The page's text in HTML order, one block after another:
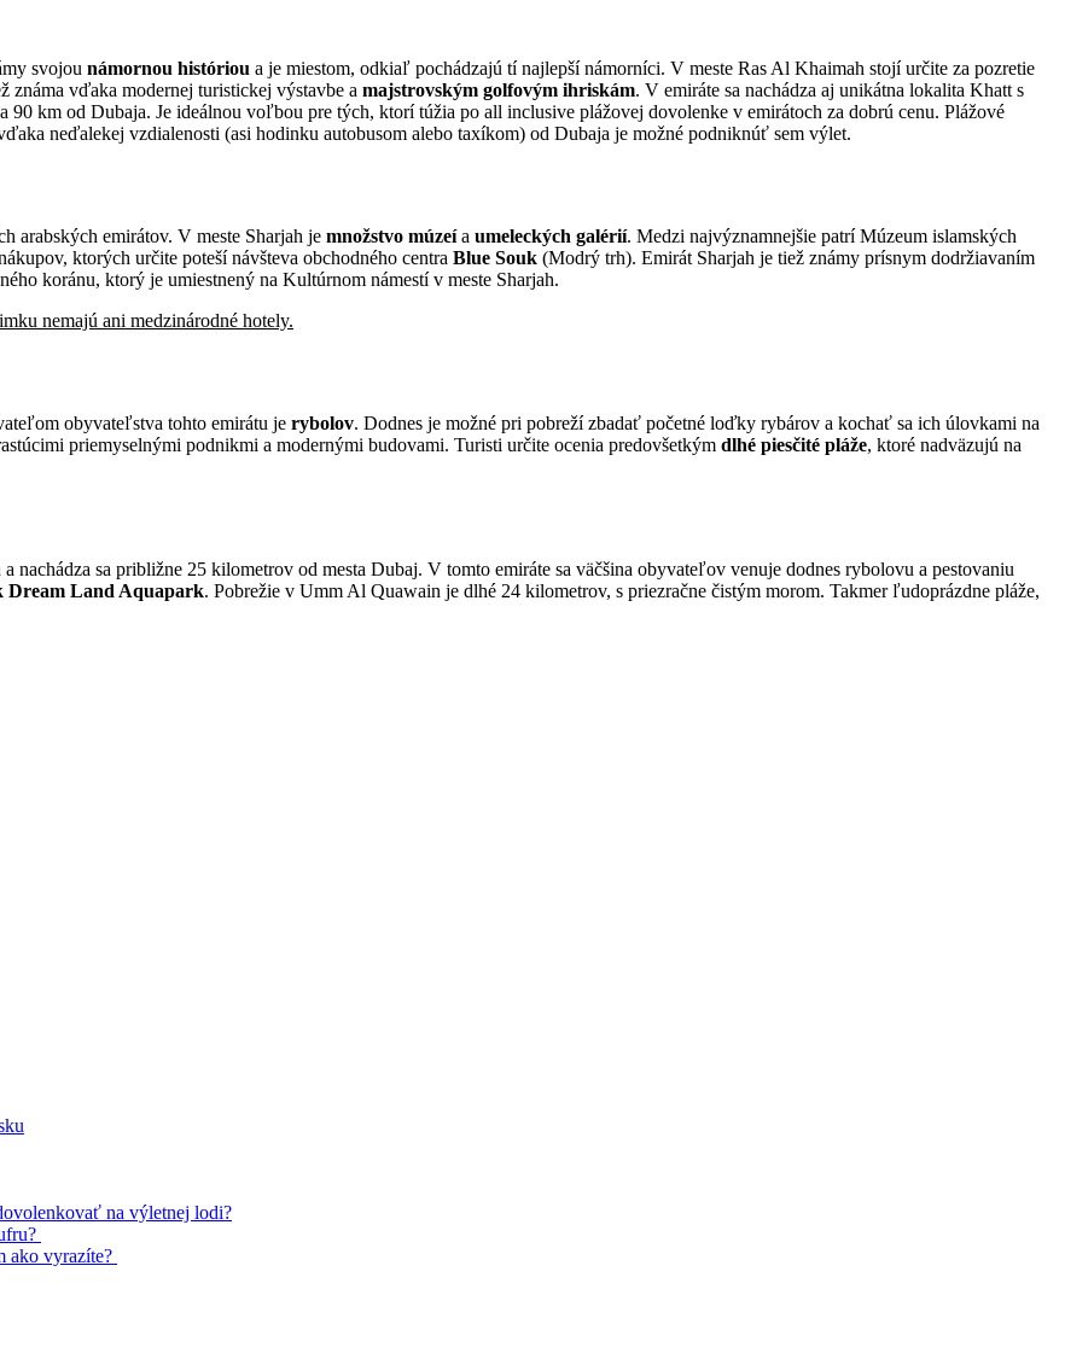
svojou námornou históriou a je miestom, odkiaľ pochádzajú tí najlepší námorníci. V meste Ras Al Khaimah stojí určite za pozretie
vďaka modernej turistickej výstavbe a majstrovským golfovým ihriskám. V emiráte sa nachádza aj unikátna lokalita Khatt s
90 km od Dubaja. Je ideálnou voľbou pre tých, ktorí túžia po all inclusive plážovej dovolenke v emirátoch za dobrú cenu. Plážové
neďalekej vzdialenosti (asi hodinku autobusom alebo taxíkom) od Dubaja je možné podniknúť sem výlet.
arabských emirátov. V meste Sharjah je množstvo múzeía umeleckých galérií. Medzi najvýznamnejšie patrí Múzeum islamských
ktorých určite poteší návšteva obchodného centra Blue Souk (Modrý trh). Emirát Sharjah je tiež známy prísnym dodržiavaním
koránu, ktorý je umiestnený na Kultúrnom námestí v meste Sharjah.
nemajú ani medzinárodné hotely.
obyvateľstva tohto emirátu je rybolov. Dodnes je možné pri pobreží zbadať početné loďky rybárov a kochať sa ich úlovkami na
priemyselnými podnikmi a modernými budovami. Turisti určite ocenia predovšetkým dlhé piesčité pláže, ktoré nadväzujú na
sa približne 25 kilometrov od mesta Dubaj. V tomto emiráte sa väčšina obyvateľov venuje dodnes rybolovu a pestovaniu
Dream Land Aquapark. Pobrežie v Umm Al Quawain je dlhé 24 kilometrov, s priezračne čistým morom. Takmer ľudoprázdne pláže,
na výletnej lodi?
ako vyrazíte?